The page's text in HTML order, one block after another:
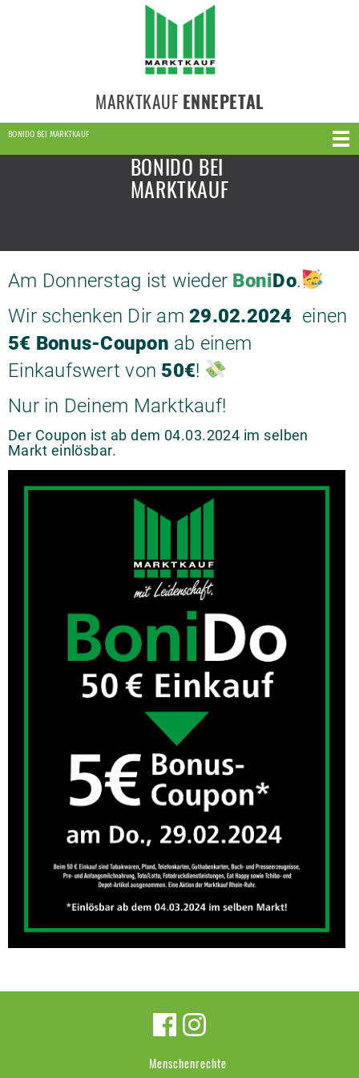
MARKTKAUF ENNEPETAL
BONIDO BEI MARKTKAUF
BONIDO BEI
MARKTKAUF
Am Donnerstag ist wieder BoniDo.
Wir schenken Dir am 29.02.2024 einen
5€ Bonus-Coupon ab einem
Einkaufswert von 50€!
Nur in Deinem Marktkauf!
Der Coupon ist ab dem 04.03.2024 im selben
Markt einlösbar.
Menschenrechte